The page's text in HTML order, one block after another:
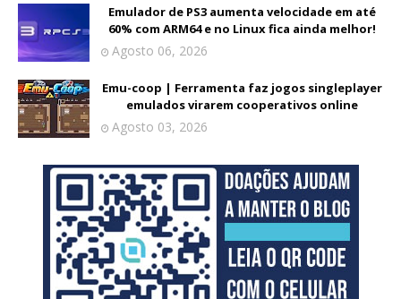
Emulador de PS3 aumenta velocidade em até
60% com ARM64 e no Linux fica ainda melhor!
Agosto 06, 2026
Emu-coop | Ferramenta faz jogos singleplayer
emulados virarem cooperativos online
Agosto 03, 2026